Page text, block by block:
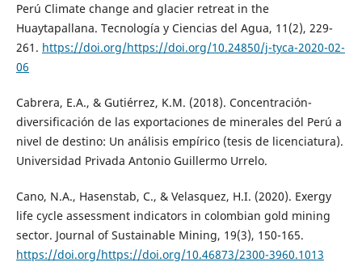
Perú Climate change and glacier retreat in the
Huaytapallana. Tecnología y Ciencias del Agua, 11(2), 229-
261. https://doi.org/https://doi.org/10.24850/j-tyca-2020-02-
06
Cabrera, E.A., & Gutiérrez, K.M. (2018). Concentración-
diversificación de las exportaciones de minerales del Perú a
nivel de destino: Un análisis empírico (tesis de licenciatura).
Universidad Privada Antonio Guillermo Urrelo.
Cano, N.A., Hasenstab, C., & Velasquez, H.I. (2020). Exergy
life cycle assessment indicators in colombian gold mining
sector. Journal of Sustainable Mining, 19(3), 150-165.
https://doi.org/https://doi.org/10.46873/2300-3960.1013